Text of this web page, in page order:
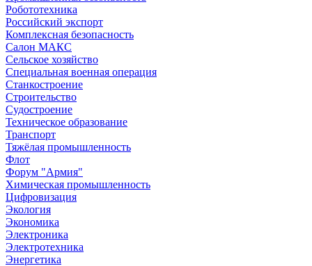
Робототехника
Российский экспорт
Комплексная безопасность
Салон МАКС
Сельское хозяйство
Специальная военная операция
Станкостроение
Строительство
Судостроение
Техническое образование
Транспорт
Тяжёлая промышленность
Флот
Форум "Армия"
Химическая промышленность
Цифровизация
Экология
Экономика
Электроника
Электротехника
Энергетика